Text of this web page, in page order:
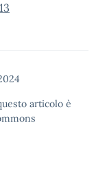
articolo è